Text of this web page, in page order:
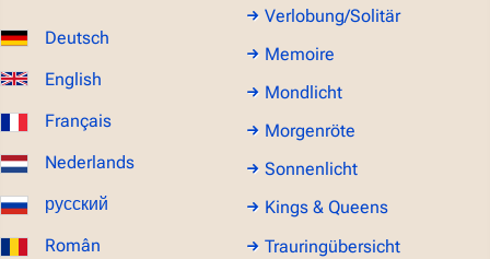
Deutsch
English
Français
Nederlands
русский
Român
Verlobung/Solitär
Memoire
Mondlicht
Morgenröte
Sonnenlicht
Kings & Queens
Trauringübersicht